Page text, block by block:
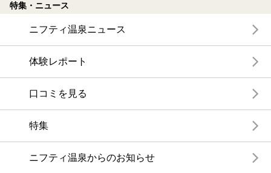
特集・ニュース
ニフティ温泉ニュース
体験レポート
口コミを見る
特集
ニフティ温泉からのお知らせ